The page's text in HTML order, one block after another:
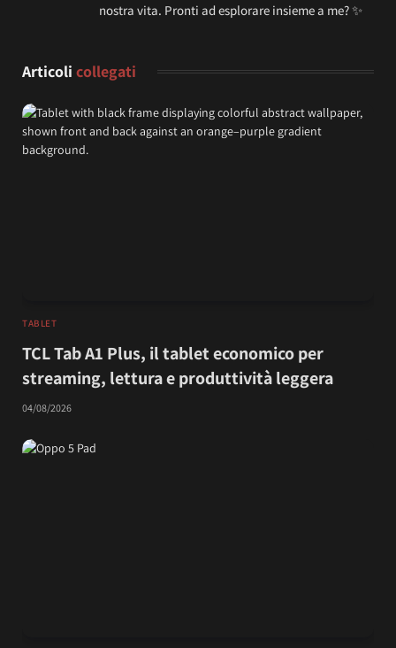
nostra vita. Pronti ad esplorare insieme a me? ✨
Articoli collegati
TABLET
TCL Tab A1 Plus, il tablet economico per
streaming, lettura e produttività leggera
04/08/2026